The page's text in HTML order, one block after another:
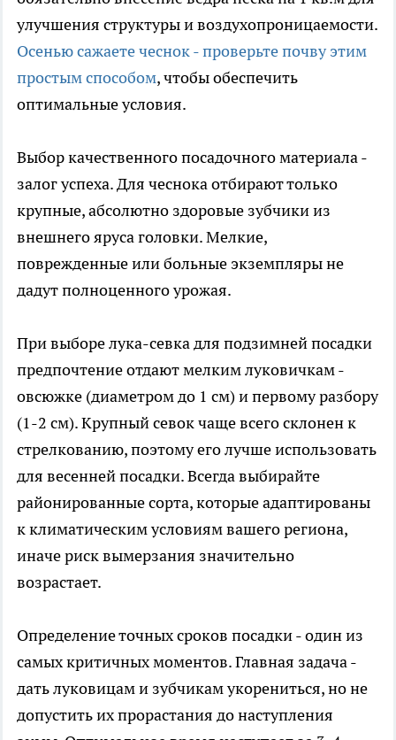
улучшения структуры и воздухопроницаемости.
Осенью сажаете чеснок - проверьте почву этим
простым способом, чтобы обеспечить
оптимальные условия.
Выбор качественного посадочного материала -
залог успеха. Для чеснока отбирают только
крупные, абсолютно здоровые зубчики из
внешнего яруса головки. Мелкие,
поврежденные или больные экземпляры не
дадут полноценного урожая.
При выборе лука-севка для подзимней посадки
предпочтение отдают мелким луковичкам -
овсюжке (диаметром до 1 см) и первому разбору
(1-2 см). Крупный севок чаще всего склонен к
стрелкованию, поэтому его лучше использовать
для весенней посадки. Всегда выбирайте
районированные сорта, которые адаптированы
к климатическим условиям вашего региона,
иначе риск вымерзания значительно
возрастает.
Определение точных сроков посадки - один из
самых критичных моментов. Главная задача -
дать луковицам и зубчикам укорениться, но не
допустить их прорастания до наступления